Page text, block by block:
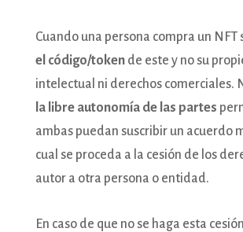
Cuando una persona compra un NFT
el código/tokende este y no su
intelectual ni derechos comerciales.
la libre autonomía de las partes
ambas puedan suscribir un acuerdo
cual se proceda a la cesión de los
autor a otra persona o entidad.
En caso de que no se haga esta